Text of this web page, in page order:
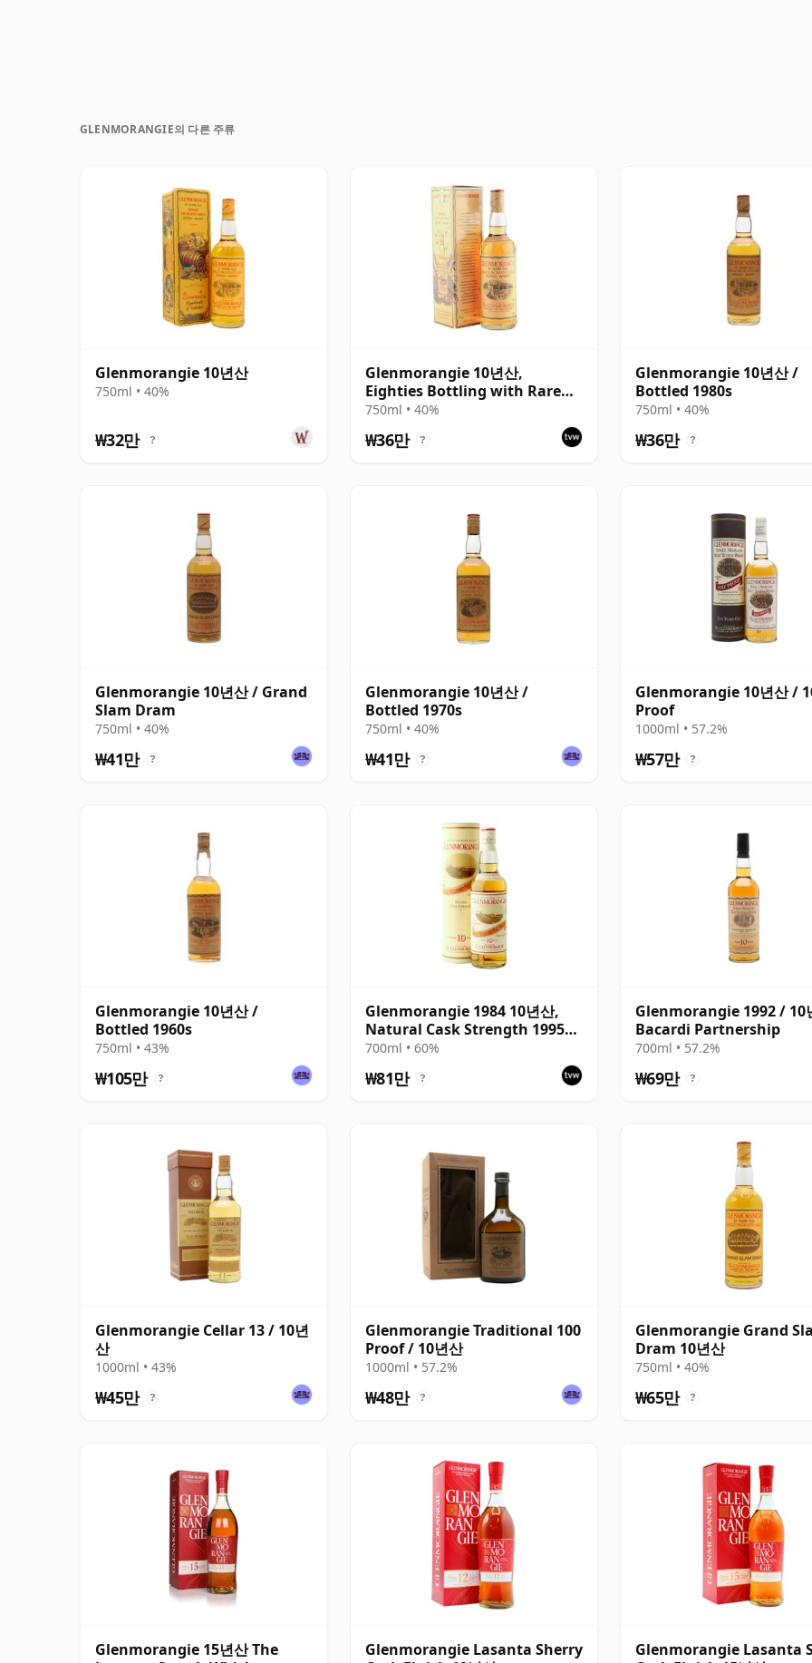
GLENMORANGIE의 다른 주류
Glenmorangie 10년산
750ml • 40%
₩32만 ?
Glenmorangie 10년산,
Eighties Bottling with Rare
Carton
750ml • 40%
₩36만 ?
Glenmorangie 10년산 /
Bottled 1980s
750ml • 40%
₩36만 ?
Glenmorangie 10년산 / Grand
Slam Dram
750ml • 40%
₩41만 ?
Glenmorangie 10년산 /
Bottled 1970s
750ml • 40%
₩41만 ?
Glenmorangie 10년산 /
Proof
1000ml • 57.2%
₩57만 ?
Glenmorangie 10년산 /
Bottled 1960s
750ml • 43%
₩105만 ?
Glenmorangie 1984 10년산,
Natural Cask Strength 1995
Bottling
700ml • 60%
₩81만 ?
Glenmorangie 1992 / 10
Bacardi Partnership
700ml • 57.2%
₩69만 ?
Glenmorangie Cellar 13 / 10년
산
1000ml • 43%
₩45만 ?
Glenmorangie Traditional 100
Proof / 10년산
1000ml • 57.2%
₩48만 ?
Glenmorangie Grand
Dram 10년산
750ml • 40%
₩65만 ?
Glenmorangie 15년산 The
Glenmorangie Lasanta Sherry
Glenmorangie Lasanta